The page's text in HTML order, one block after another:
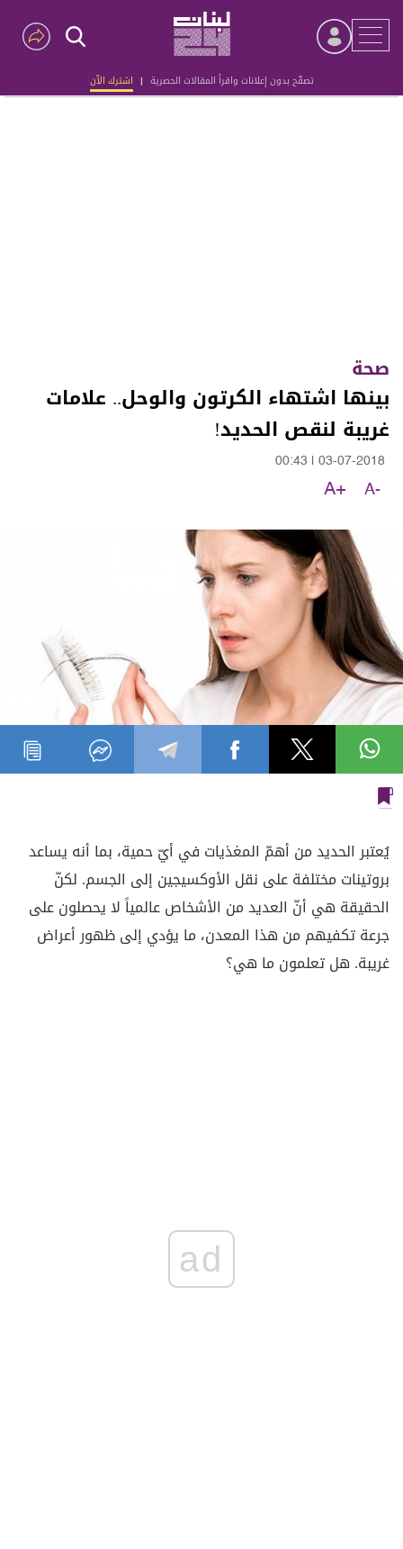
تصفّح بدون إعلانات واقرأ المقالات الحصرية | اشترك الآن
Advertisement
صحة
بينها اشتهاء الكرتون والوحل.. علامات
غريبة لنقص الحديد!
03-07-2018
00:43
A-
A+
يُعتبر الحديد من أهمّ المغذيات في أيّ حمية، بما أنه يساعد
بروتينات مختلفة على نقل الأوكسيجين إلى الجسم. لكنّ
الحقيقة هي أنّ العديد من الأشخاص عالمياً لا يحصلون على
جرعة تكفيهم من هذا المعدن، ما يؤدي إلى ظهور أعراض
غريبة. هل تعلمون ما هي؟
ad